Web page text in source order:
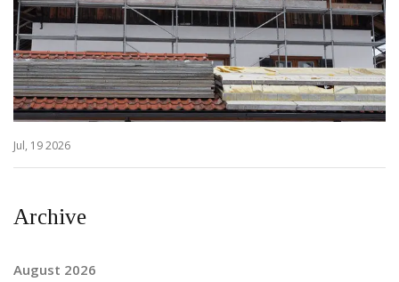
Jul, 19 2026
Archive
August 2026